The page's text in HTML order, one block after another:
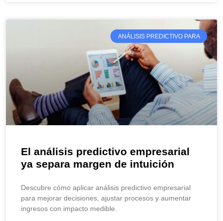
ANÁLISIS PREDICTIVO PARA
El análisis predictivo empresarial
ya separa margen de intuición
Descubre cómo aplicar análisis predictivo empresarial
para mejorar decisiones, ajustar procesos y aumentar
ingresos con impacto medible.